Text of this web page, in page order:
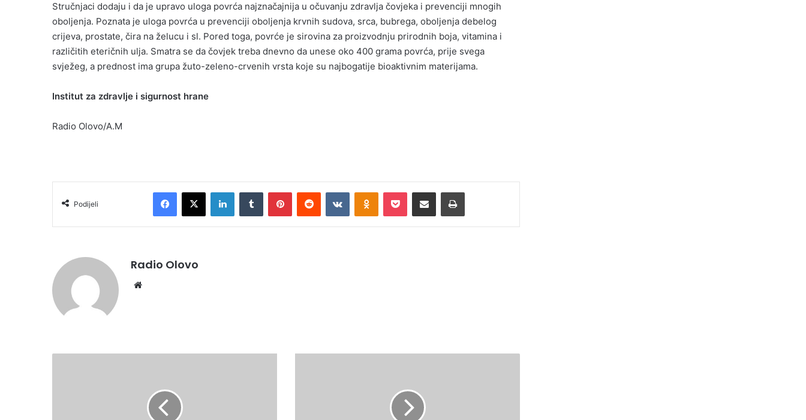
Stručnjaci dodaju i da je upravo uloga povrća najznačajnija u očuvanju zdravlja čovjeka i prevenciji mnogih
oboljenja. Poznata je uloga povrća u prevenciji oboljenja krvnih sudova, srca, bubrega, oboljenja debelog
crijeva, prostate, čira na želucu i sl. Pored toga, povrće je sirovina za proizvodnju prirodnih boja, vitamina i
različitih eteričnih ulja. Smatra se da čovjek treba dnevno da unese oko 400 grama povrća, prije svega
svježeg, a prednost ima grupa žuto-zeleno-crvenih vrsta koje su najbogatije bioaktivnim materijama.
Institut za zdravlje i sigurnost hrane
Radio Olovo/A.M
Podijeli
Facebook
X LinkedInTumblr PinterestReddit VKontakteOdnoklassniki
Pocket Podijeli putem Emaila Print
Radio Olovo